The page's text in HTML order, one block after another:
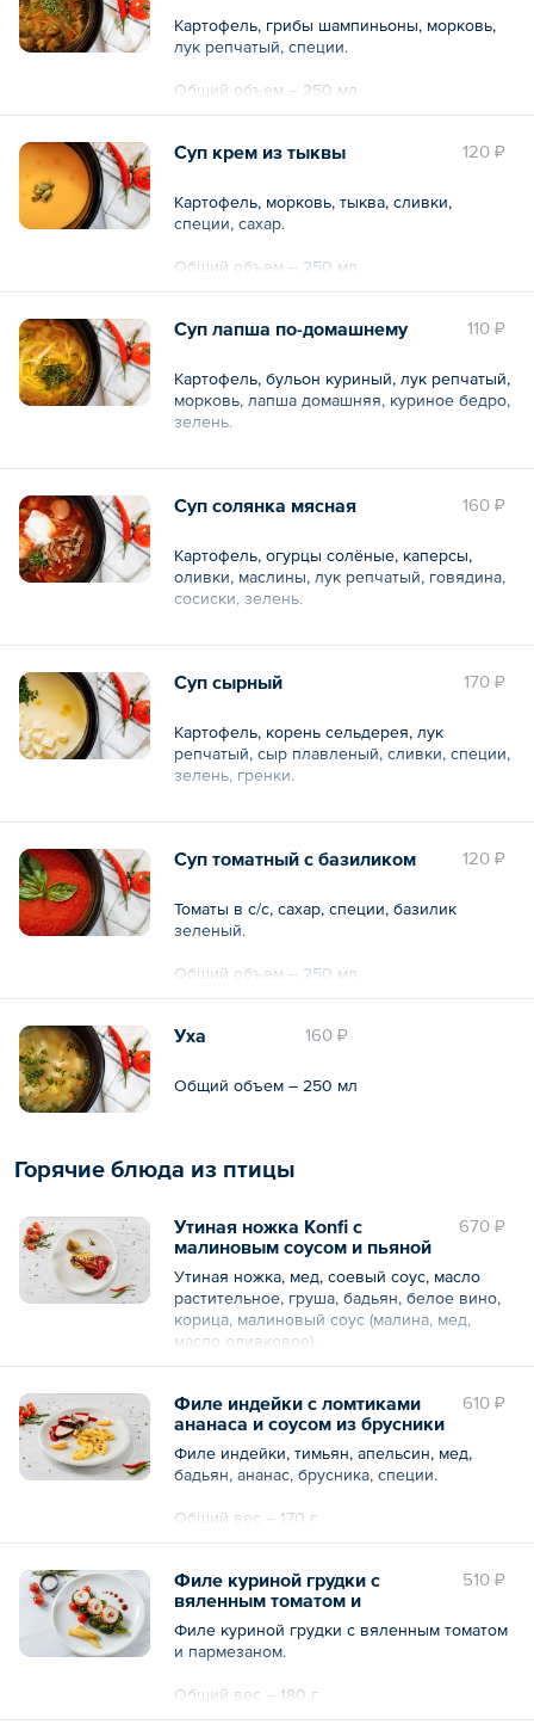
Картофель, грибы шампиньоны, морковь,
лук репчатый, специи.
Общий объем – 250 мл
120 ₽
Суп крем из тыквы
Картофель, морковь, тыква, сливки,
специи, сахар.
Общий объем – 250 мл
110 ₽
Суп лапша по-домашнему
Картофель, бульон куриный, лук репчатый,
морковь, лапша домашняя, куриное бедро,
зелень.
Общий объем – 250 мл
160 ₽
Суп солянка мясная
Картофель, огурцы солёные, каперсы,
оливки, маслины, лук репчатый, говядина,
сосиски, зелень.
Общий объем – 250 мл
170 ₽
Суп сырный
Картофель, корень сельдерея, лук
репчатый, сыр плавленый, сливки, специи,
зелень, гренки.
Общий объем – 250 мл
120 ₽
Суп томатный с базиликом
Томаты в с/с, сахар, специи, базилик
зеленый.
Общий объем – 250 мл
160 ₽
Уха
Общий объем – 250 мл
Горячие блюда из птицы
670 ₽
Утиная ножка Konfi с
малиновым соусом и пьяной
грушей
Утиная ножка, мед, соевый соус, масло
растительное, груша, бадьян, белое вино,
корица, малиновый соус (малина, мед,
масло оливковое).
610 ₽
Филе индейки с ломтиками
ананаса и соусом из брусники
Филе индейки, тимьян, апельсин, мед,
бадьян, ананас, брусника, специи.
Общий вес – 170 г
510 ₽
Филе куриной грудки с
вяленным томатом и
пармезаном
Филе куриной грудки с вяленным томатом
и пармезаном.
Общий вес – 180 г